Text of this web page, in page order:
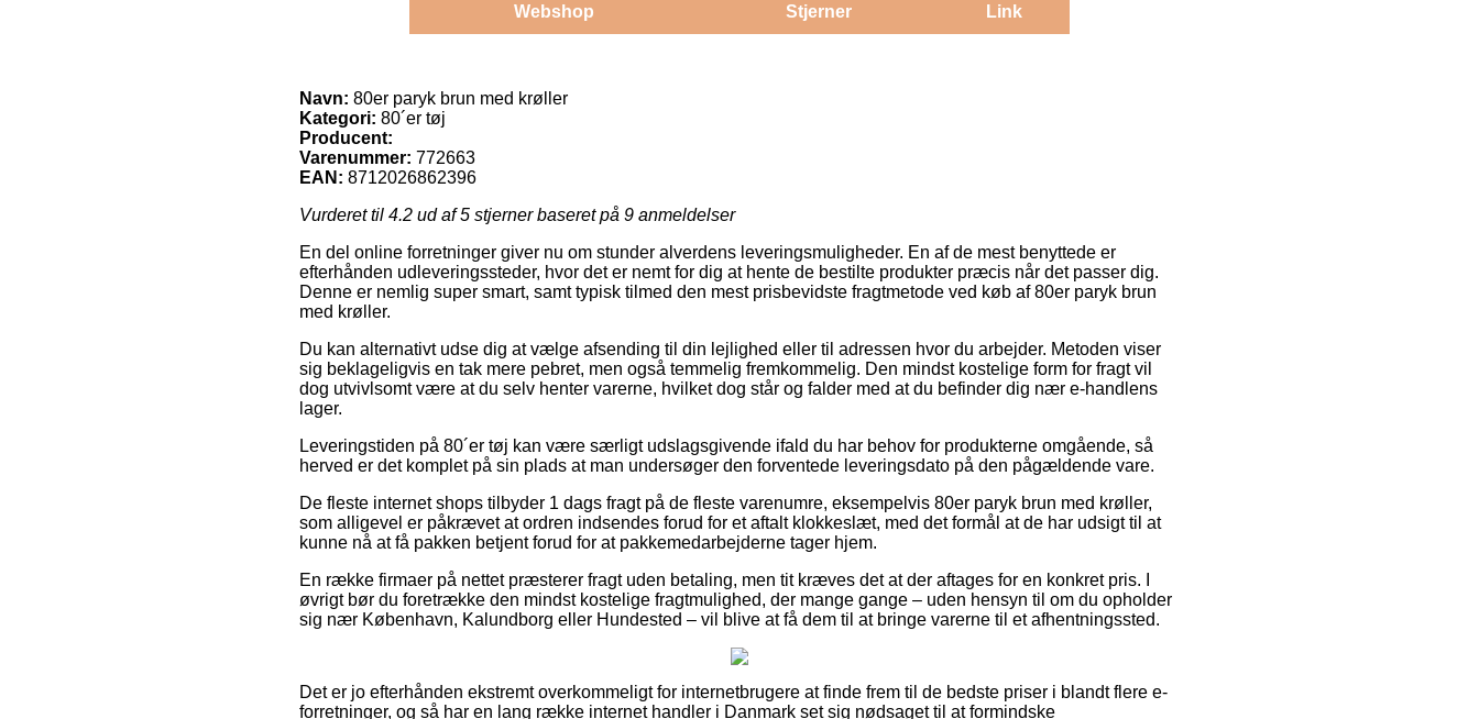
Webshop Stjerner Link
Navn: 80er paryk brun med krøller
Kategori: 80´er tøj
Producent:
Varenummer: 772663
EAN: 8712026862396
Vurderet til 4.2 ud af 5 stjerner baseret på 9 anmeldelser
En del online forretninger giver nu om stunder alverdens leveringsmuligheder. En af de mest benyttede er
efterhånden udleveringssteder, hvor det er nemt for dig at hente de bestilte produkter præcis når det passer dig.
Denne er nemlig super smart, samt typisk tilmed den mest prisbevidste fragtmetode ved køb af 80er paryk brun
med krøller.
Du kan alternativt udse dig at vælge afsending til din lejlighed eller til adressen hvor du arbejder. Metoden viser
sig beklageligvis en tak mere pebret, men også temmelig fremkommelig. Den mindst kostelige form for fragt vil
dog utvivlsomt være at du selv henter varerne, hvilket dog står og falder med at du befinder dig nær e-handlens
lager.
Leveringstiden på 80´er tøj kan være særligt udslagsgivende ifald du har behov for produkterne omgående, så
herved er det komplet på sin plads at man undersøger den forventede leveringsdato på den pågældende vare.
De fleste internet shops tilbyder 1 dags fragt på de fleste varenumre, eksempelvis 80er paryk brun med krøller,
som alligevel er påkrævet at ordren indsendes forud for et aftalt klokkeslæt, med det formål at de har udsigt til at
kunne nå at få pakken betjent forud for at pakkemedarbejderne tager hjem.
En række firmaer på nettet præsterer fragt uden betaling, men tit kræves det at der aftages for en konkret pris. I
øvrigt bør du foretrække den mindst kostelige fragtmulighed, der mange gange – uden hensyn til om du opholder
sig nær København, Kalundborg eller Hundested – vil blive at få dem til at bringe varerne til et afhentningssted.
Det er jo efterhånden ekstremt overkommeligt for internetbrugere at finde frem til de bedste priser i blandt flere e-
forretninger, og så har en lang række internet handler i Danmark set sig nødsaget til at formindske